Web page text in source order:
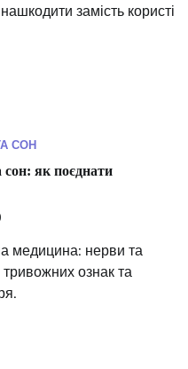
нашкодити замість користі
СОН
як поєднати
медицина: нерви та
ознак та